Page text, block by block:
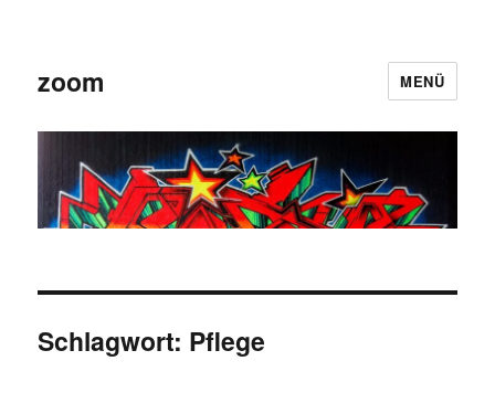
zoom MENÜ
Schlagwort: Pflege